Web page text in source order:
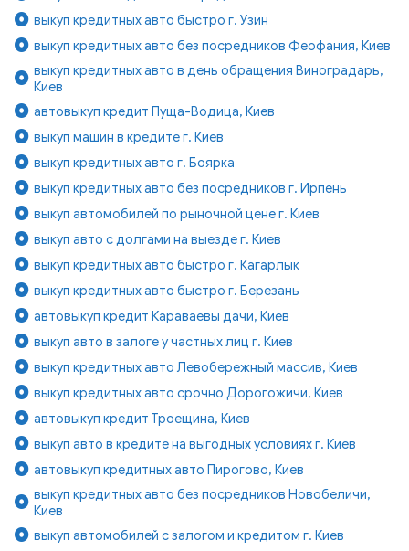
выкуп кредитных авто быстро г. Узин
выкуп кредитных авто без посредников Феофания, Киев
выкуп кредитных авто в день обращения Виноградарь,
Киев
автовыкуп кредит Пуща-Водица, Киев
выкуп машин в кредите г. Киев
выкуп кредитных авто г. Боярка
выкуп кредитных авто без посредников г. Ирпень
выкуп автомобилей по рыночной цене г. Киев
выкуп авто с долгами на выезде г. Киев
выкуп кредитных авто быстро г. Кагарлык
выкуп кредитных авто быстро г. Березань
автовыкуп кредит Караваевы дачи, Киев
выкуп авто в залоге у частных лиц г. Киев
выкуп кредитных авто Левобережный массив, Киев
выкуп кредитных авто срочно Дорогожичи, Киев
автовыкуп кредит Троещина, Киев
выкуп авто в кредите на выгодных условиях г. Киев
автовыкуп кредитных авто Пирогово, Киев
выкуп кредитных авто без посредников Новобеличи,
Киев
выкуп автомобилей с залогом и кредитом г. Киев